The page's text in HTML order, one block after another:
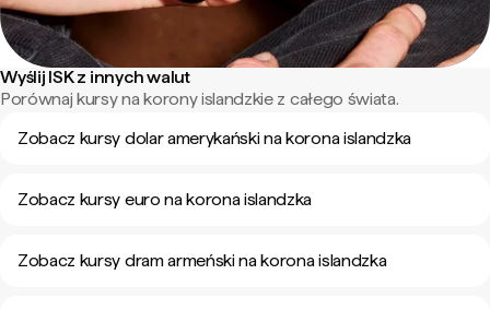
Wyślij ISK z innych walut
Porównaj kursy na korony islandzkie z całego świata.
Zobacz kursy dolar amerykański na korona islandzka
Zobacz kursy euro na korona islandzka
Zobacz kursy dram armeński na korona islandzka